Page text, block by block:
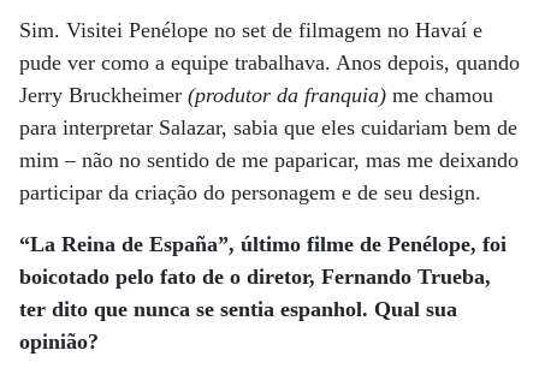
Sim. Visitei Penélope no set de filmagem no Havaí e
pude ver como a equipe trabalhava. Anos depois, quando
Jerry Bruckheimer (produtor da franquia) me chamou
para interpretar Salazar, sabia que eles cuidariam bem de
mim – não no sentido de me paparicar, mas me deixando
participar da criação do personagem e de seu design.
“La Reina de España”, último filme de Penélope, foi
boicotado pelo fato de o diretor, Fernando Trueba,
ter dito que nunca se sentia espanhol. Qual sua
opinião?